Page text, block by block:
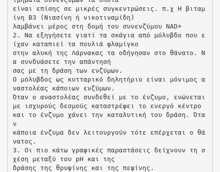
είναι επίσης σε μικρές συγκεντρώσεις. π.χ Η βιταμ
ίνη Β3 (Νιασίνη ή νικοτιναμίδη)
λαμβάνει μέρος στη δομή του συνενζύμου NAD+
2. Να εξηγήσετε γιατί τα σκάγια από μόλυβδο που ε
ίχαν καταπιεί τα πουλιά φλαμίγκο
στην αλυκή της Λάρνακας τα οδήγησαν στο θάνατο. Ν
α συνδυάσετε την απάντησή
σας με τη δράση των ενζύμων.
Ο μόλυβδος ως κυτταρικό δηλητήριο είναι μόνιμος α
ναστολέας κάποιων ενζύμων.
Όταν ο αναστολέας συνδεθεί με το ένζυμο, ενώνεται
με ισχυρούς δεσμούς καταστρέφει το ενεργό κέντρο
και το ένζυμο χάνει την καταλυτική του δράση. Ότα
ν
κάποια ένζυμα δεν λειτουργούν τότε επέρχεται ο θά
νατος.
3. Οι πιο κάτω γραφικές παραστάσεις δείχνουν τη σ
χέση μεταξύ του pH και της
δράσης της θρυψίνης και της πεψίνης.